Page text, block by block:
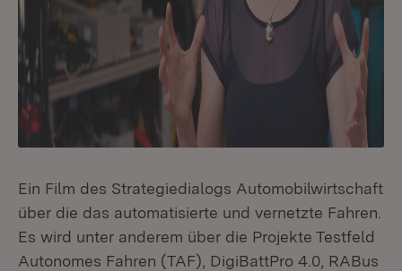
Ein Film des Strategiedialogs Automobilwirtschaft
über die das automatisierte und vernetzte Fahren.
Es wird unter anderem über die Projekte Testfeld
Autonomes Fahren (TAF), DigiBattPro 4.0, RABus